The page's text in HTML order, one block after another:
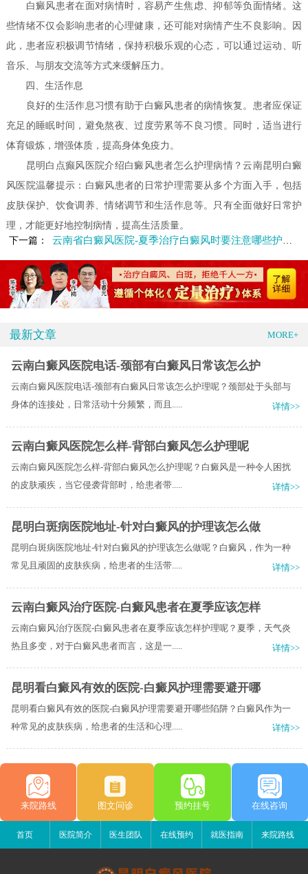
白癜风患者在面对病情时，容易产生焦虑、抑郁等负面情绪。这
些情绪不仅会影响患者的心理健康，还可能对病情产生不良影响。因
此，患者应积极调节情绪，保持积极乐观的心态，可以通过运动、听
音乐、与朋友交流等方式来缓解压力。
四、生活作息
良好的生活作息习惯有助于白癜风患者的病情恢复。患者应保证
充足的睡眠时间，避免熬夜、过度劳累等不良习惯。同时，适当进行
体育锻炼，增强体质，提高身体免疫力。
昆明白点癫风医院介绍白癜风患者怎么护理病情？云南昆明白癜
风医院温馨提示：白癜风患者的日常护理需要从多个方面入手，包括
皮肤保护、饮食调养、情绪调节和生活作息等。只有全面做好日常护
理，才能更好地控制病情，提高生活质量。
下一篇：
云南省白癜风医院-夏季治疗白癜风时要注意哪些护理问题呢
最新文章 MORE+
云南白癜风医院电话-颈部有白癜风日常该怎么护
云南白癜风医院电话-颈部有白癜风日常该怎么护理呢？颈部处于头部与
身体的连接处，日常活动十分频繁，而且.....
详情>>
云南白癜风医院怎么样-背部白癜风怎么护理呢
云南白癜风医院怎么样-背部白癜风怎么护理呢？白癜风是一种令人困扰
的皮肤顽疾，当它侵袭背部时，给患者带.....
详情>>
昆明白斑病医院地址-针对白癜风的护理该怎么做
昆明白斑病医院地址-针对白癜风的护理该怎么做呢？白癜风，作为一种
常见且顽固的皮肤疾病，给患者的生活带.....
详情>>
云南白癜风治疗医院-白癜风患者在夏季应该怎样
云南白癜风治疗医院-白癜风患者在夏季应该怎样护理呢？夏季，天气炎
热且多变，对于白癜风患者而言，这是一.....
详情>>
昆明看白癜风有效的医院-白癜风护理需要避开哪
昆明看白癜风有效的医院-白癜风护理需要避开哪些陷阱？白癜风作为一
种常见的皮肤疾病，给患者的生活和心理.....
详情>>
来院路线 图文问诊 预约挂号 在线咨询
首页 医院简介 医生团队 在线预约 就医指南 来院路线